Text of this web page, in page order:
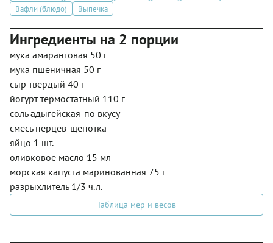
Вафли (блюдо)
Выпечка
Ингредиенты на 2 порции
мука амарантовая 50 г
мука пшеничная 50 г
сыр твердый 40 г
йогурт термостатный 110 г
соль адыгейская-по вкусу
смесь перцев-щепотка
яйцо 1 шт.
оливковое масло 15 мл
морская капуста маринованная 75 г
разрыхлитель 1/3 ч.л.
Таблица мер и весов